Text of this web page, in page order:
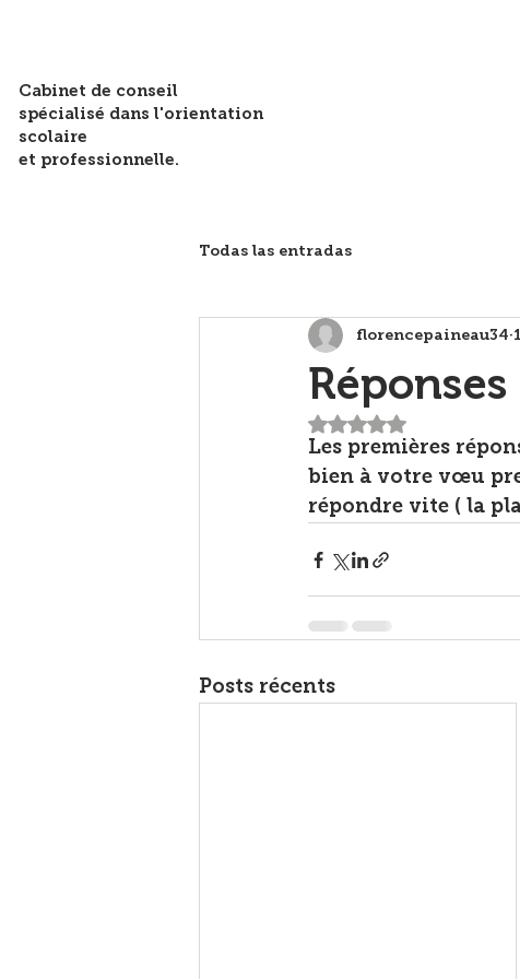
Cabinet de conseil
spécialisé dans l'orientation
scolaire
et professionnelle.
Todas las entradas
florencepaineau34
Noté NaN étoiles sur
Les premières
bien à votre vœu
répondre vite ( la
Posts récents